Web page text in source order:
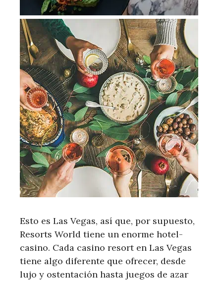
Esto es Las Vegas, así que, por supuesto,
Resorts World tiene un enorme hotel-
casino. Cada casino resort en Las Vegas
tiene algo diferente que ofrecer, desde
lujo y ostentación hasta juegos de azar